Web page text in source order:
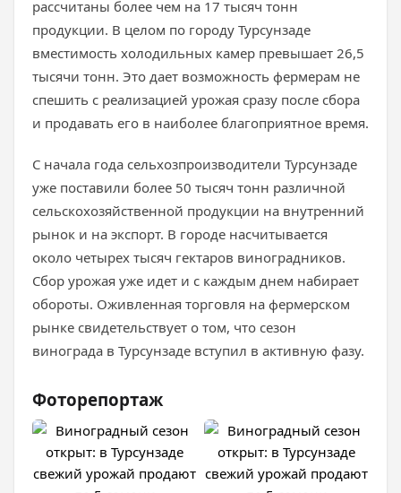
рассчитаны более чем на 17 тысяч тонн
продукции. В целом по городу Турсунзаде
вместимость холодильных камер превышает 26,5
тысячи тонн. Это дает возможность фермерам не
спешить с реализацией урожая сразу после сбора
и продавать его в наиболее благоприятное время.
С начала года сельхозпроизводители Турсунзаде
уже поставили более 50 тысяч тонн различной
сельскохозяйственной продукции на внутренний
рынок и на экспорт. В городе насчитывается
около четырех тысяч гектаров виноградников.
Сбор урожая уже идет и с каждым днем набирает
обороты. Оживленная торговля на фермерском
рынке свидетельствует о том, что сезон
винограда в Турсунзаде вступил в активную фазу.
Фоторепортаж